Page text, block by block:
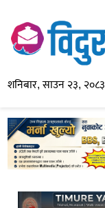
शनिबार, साउन २३, २०८३